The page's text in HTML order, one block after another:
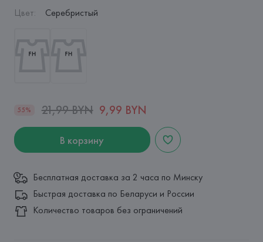
Цвет: Серебристый
55% 21,99 BYN 9,99 BYN
В корзину
Бесплатная доставка за 2 часа по Минску
Быстрая доставка по Беларуси и России
Количество товаров без ограничений